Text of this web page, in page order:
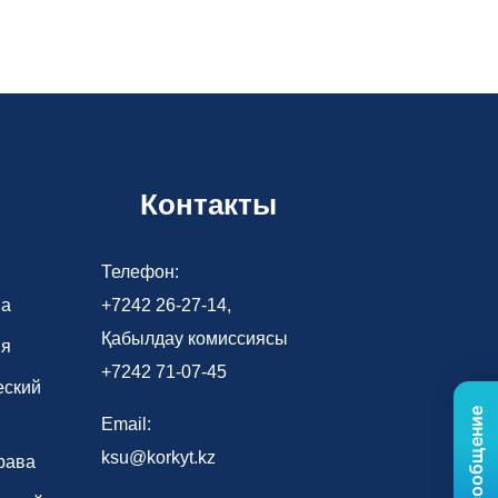
Контакты
Телефон:
+7242 26-27-14,
Қабылдау комиссиясы
+7242 71-07-45
Email:
ksu@korkyt.kz